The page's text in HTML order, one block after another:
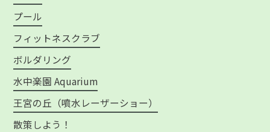
プール
フィットネスクラブ
ボルダリング
水中楽園 Aquarium
王宮の丘（噴水レーザーショー）
散策しよう！